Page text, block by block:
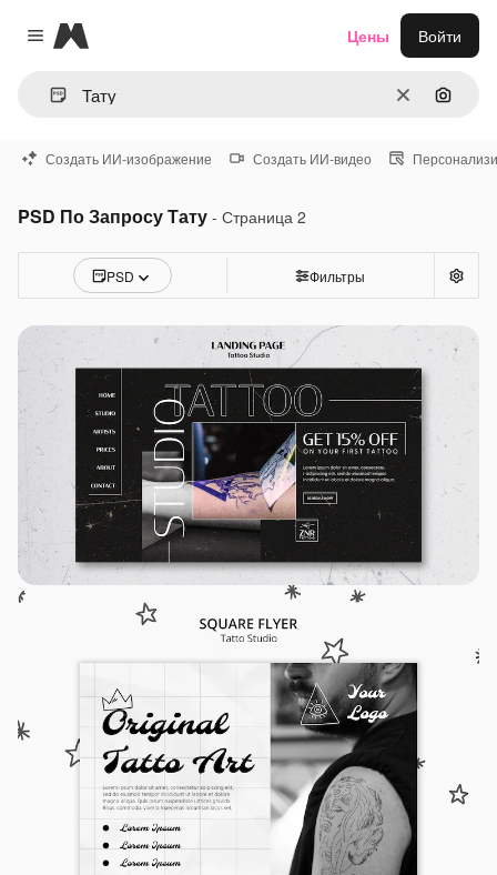
Close menu
Magnific
ОчиститьПоиск
Цены Войти
Создать ИИ-изображение Создать ИИ-видео
PSD По Запросу Тату - Страница 2
PSD Фильтры